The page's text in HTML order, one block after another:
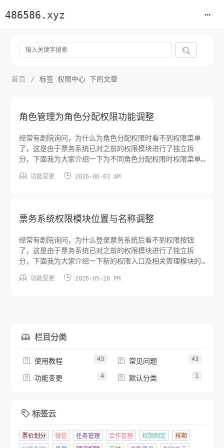
486586.xyz

首页 / 标签 权限中心 下的文章
角色管理为角色分配权限功能调整
经常有剧院询问，为什么为角色分配权限时看不到权限菜单
了，这是由于票务系统已对之前的权限模块进行了独立拆
分，下面我为大家介绍一下为不同角色分配权限时权限菜单
的模块可在此处进行授权，如顶部导航栏中的工作台、排
 功能变更  2026-06-03 AM
票务系统权限模块位置与名称调整
经常有剧院询问，为什么登录票务系统后看不到权限按钮
了，这是由于票务系统已对之前的权限模块进行了独立拆
分，下面我为大家介绍一下新的权限入口及相关管理模块的
上，在展开的菜单中点击权限中心按钮，在新打开的标签页
 功能变更  2026-05-28 PM
 栏目分类
 使用教程 43  常见问题 43
 功能变更 4  默认分类 1
 标签云
票价划分 微信 任务管理 合作管理 权限制定
排期